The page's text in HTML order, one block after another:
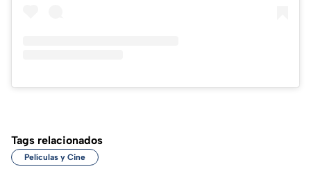
Tags relacionados
Películas y Cine